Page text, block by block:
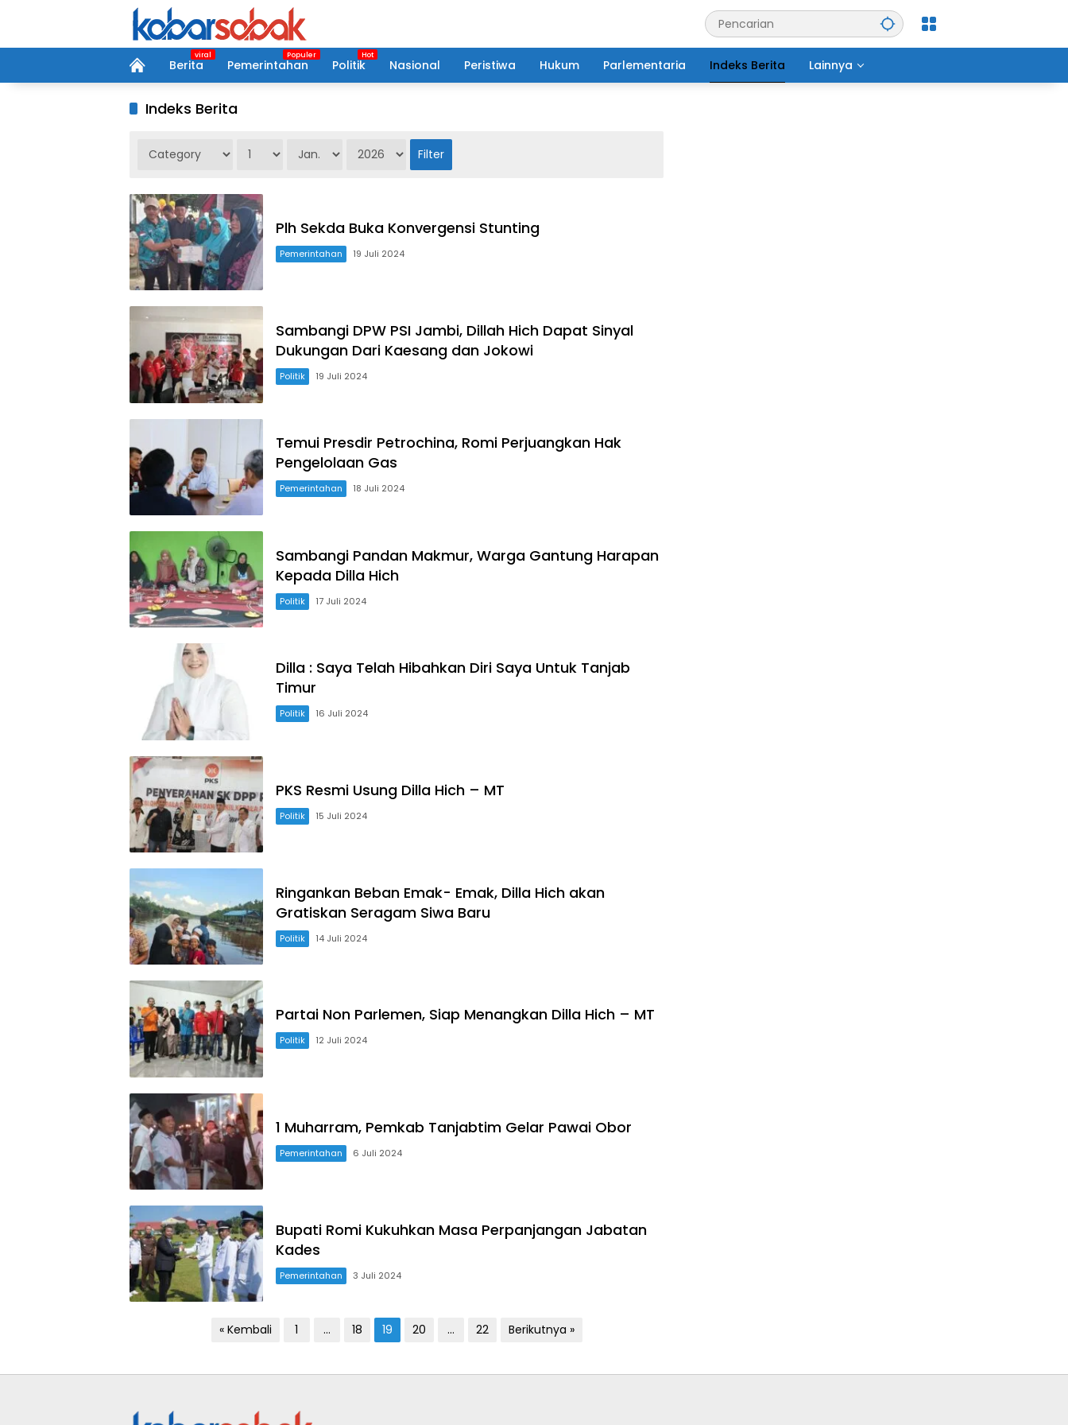
homeBerita Pemerintahan Politik Nasional Peristiwa Hukum Parlementaria Indeks Berita Lainnya
Indeks Berita
Plh Sekda Buka Konvergensi Stunting
Pemerintahan 19 Juli 2024
Sambangi DPW PSI Jambi, Dillah Hich Dapat Sinyal
Dukungan Dari Kaesang dan Jokowi
Politik 19 Juli 2024
Temui Presdir Petrochina, Romi Perjuangkan Hak
Pengelolaan Gas
Pemerintahan 18 Juli 2024
Sambangi Pandan Makmur, Warga Gantung Harapan
Kepada Dilla Hich
Politik 17 Juli 2024
Dilla : Saya Telah Hibahkan Diri Saya Untuk Tanjab
Timur
Politik 16 Juli 2024
PKS Resmi Usung Dilla Hich – MT
Politik 15 Juli 2024
Ringankan Beban Emak- Emak, Dilla Hich akan
Gratiskan Seragam Siwa Baru
Politik 14 Juli 2024
Partai Non Parlemen, Siap Menangkan Dilla Hich – MT
Politik 12 Juli 2024
1 Muharram, Pemkab Tanjabtim Gelar Pawai Obor
Pemerintahan 6 Juli 2024
Bupati Romi Kukuhkan Masa Perpanjangan Jabatan
Kades
Pemerintahan 3 Juli 2024
« Kembali 1 … 18 19 20 … 22 Berikutnya »